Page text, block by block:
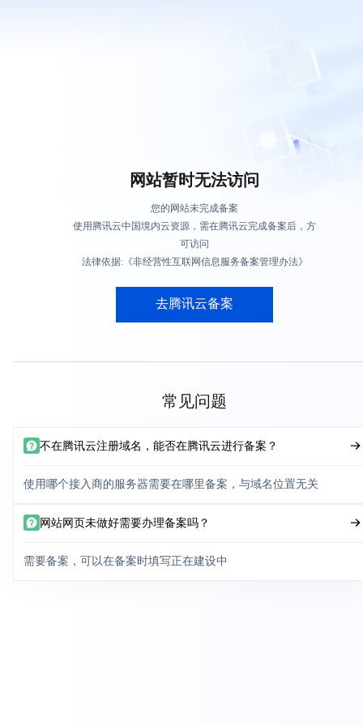
网站暂时无法访问
您的网站未完成备案
使用腾讯云中国境内云资源，需在腾讯云完成备案后，方
可访问
法律依据:《非经营性互联网信息服务备案管理办法》
去腾讯云备案
常见问题
不在腾讯云注册域名，能否在腾讯云进行备案？
使用哪个接入商的服务器需要在哪里备案，与域名位置无关
网站网页未做好需要办理备案吗？
需要备案，可以在备案时填写正在建设中